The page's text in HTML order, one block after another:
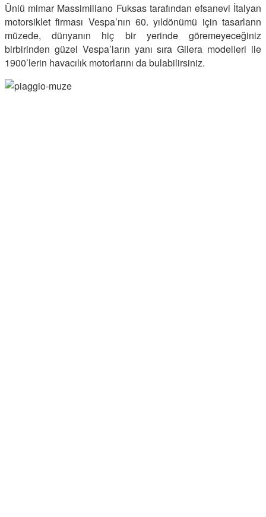
Ünlü mimar Massimiliano Fuksas tarafından efsanevi İtalyan
motorsiklet firması Vespa’nın 60. yıldönümü için tasarlann
müzede, dünyanın hiç bir yerinde göremeyeceğiniz
birbirinden güzel Vespa’ların yanı sıra Gilera modelleri ile
1900’lerin havacılık motorlarını da bulabilirsiniz.